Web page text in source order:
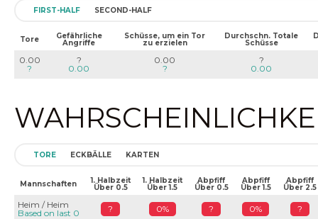
FIRST-HALF SECOND-HALF
Tore Gefährliche
Angriffe
Schüsse, um ein Tor
zu erzielen
Durchschn. Totale
Schüsse
0.00
?
?
0.00
0.00
?
?
0.00
TORE ECKBÄLLE KARTEN
Mannschaften 1. Halbzeit
Über 0.5
1. Halbzeit
Über 1.5
Abpfiff
Über 0.5
Abpfiff
Über 1.5
Abpfiff
Über 2.5
Heim / Heim
Based on last 0
? 0% ? 0% ?